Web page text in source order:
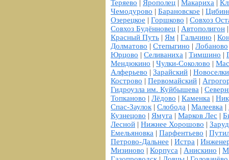
Теряево | Ярополец | Макариха |
Чемодурово | Барановское |
Озерецкое | Горшково | Совхоз
Совхоз Будённовец | Автополигон |
Красный Путь | Ям | Гальчино |
Долматово | Степыгино | Лобаново
Юрцово | Селиваниха | Тимшино |
Мендюкино | Чулки-Соколово |
Алферьево | Зарайский | Новоселки
Кострово | Первомайский |
Гидроузла им. Куйбышева |
Топканово | Лёдово | Каменка |
Спас-Заулок | Слобода | Малеевка |
Кузнецово | Ямуга | Марков Лес |
Лесной | Нижнее Хорошово |
Емельяновка | Парфентьево |
Петрово-Дальнее | Истра |
Мизиново | Корпуса | Анискино |